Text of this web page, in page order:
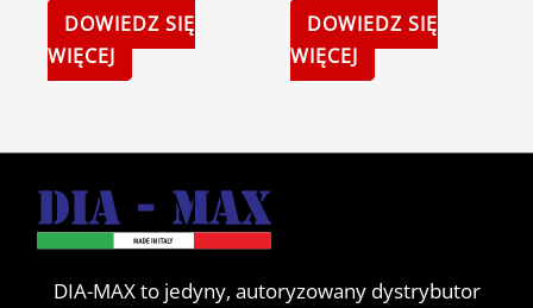
DOWIEDZ SIĘ
WIĘCEJ
DOWIEDZ SIĘ
WIĘCEJ
DIA-MAX to jedyny, autoryzowany dystrybutor